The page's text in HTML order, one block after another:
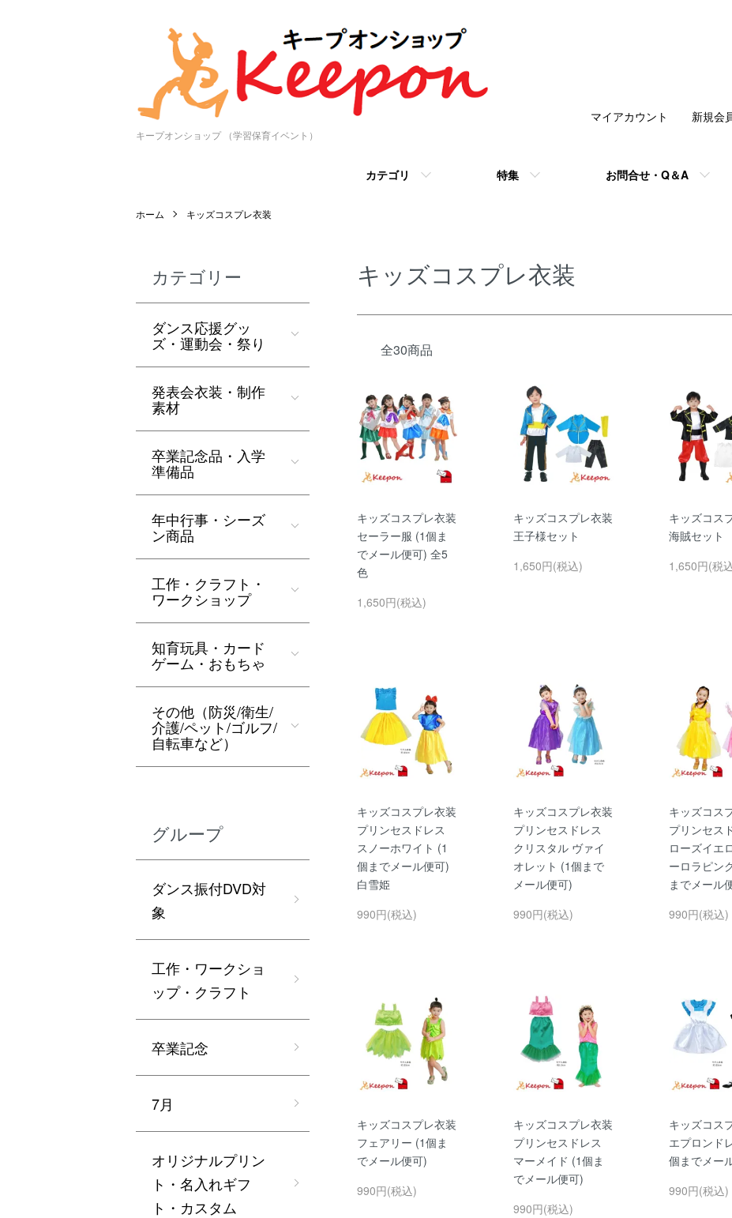
キープオンショップ （学習保育イベント）
カテゴリ 特集 お問合せ・Q＆A
マイアカウント 新規会
ホーム キッズコスプレ衣装
キッズコスプレ衣装
全30商品
キッズコスプレ衣装
セーラー服 (1個ま
でメール便可) 全5
色
1,650円(税込)
キッズコスプレ衣装
王子様セット
1,650円(税込)
キッズコス
海賊セット
1,650円(税
キッズコスプレ衣装
プリンセスドレス
スノーホワイト (1
個までメール便可)
白雪姫
990円(税込)
キッズコスプレ衣装
プリンセスドレス
クリスタル ヴァイ
オレット (1個まで
メール便可)
990円(税込)
キッズコス
プリンセス
ローズイエ
ーロラピン
までメール
990円(税込)
キッズコスプレ衣装
フェアリー (1個ま
でメール便可)
990円(税込)
キッズコスプレ衣装
プリンセスドレス
マーメイド (1個ま
でメール便可)
990円(税込)
キッズコス
エプロンド
個までメー
990円(税込)
カテゴリー
ダンス応援グッ
ズ・運動会・祭り
発表会衣装・制作
素材
卒業記念品・入学
準備品
年中行事・シーズ
ン商品
工作・クラフト・
ワークショップ
知育玩具・カード
ゲーム・おもちゃ
その他（防災/衛生/
介護/ペット/ゴルフ/
自転車など）
グループ
ダンス振付DVD対
象
工作・ワークショ
ップ・クラフト
卒業記念
7月
オリジナルプリン
ト・名入れギフ
ト・カスタム